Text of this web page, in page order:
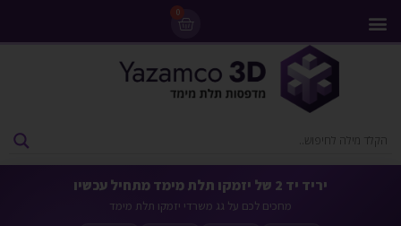
0
יריד יד 2 של יזמקו תלת מימד מתחיל עכשיו
מחכים לכם על גג משרדי יזמקו תלת מימד